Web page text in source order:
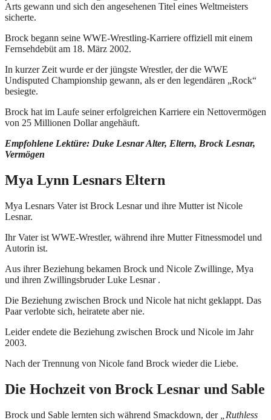
Arts gewann und sich den angesehenen Titel eines Weltmeisters
sicherte.
Brock begann seine WWE-Wrestling-Karriere offiziell mit einem
Fernsehdebüt am 18. März 2002.
In kurzer Zeit wurde er der jüngste Wrestler, der die WWE
Undisputed Championship gewann, als er den legendären „Rock“
besiegte.
Brock hat im Laufe seiner erfolgreichen Karriere ein Nettovermögen
von 25 Millionen Dollar angehäuft.
Empfohlene Lektüre: Duke Lesnar Alter, Eltern, Brock Lesnar,
Vermögen
Mya Lynn Lesnars Eltern
Mya Lesnars Vater ist Brock Lesnar und ihre Mutter ist Nicole
Lesnar.
Ihr Vater ist WWE-Wrestler, während ihre Mutter Fitnessmodel und
Autorin ist.
Aus ihrer Beziehung bekamen Brock und Nicole Zwillinge, Mya
und ihren Zwillingsbruder Luke Lesnar .
Die Beziehung zwischen Brock und Nicole hat nicht geklappt. Das
Paar verlobte sich, heiratete aber nie.
Leider endete die Beziehung zwischen Brock und Nicole im Jahr
2003.
Nach der Trennung von Nicole fand Brock wieder die Liebe.
Die Hochzeit von Brock Lesnar und Sable
Brock und Sable lernten sich während Smackdown, der
„Ruthless